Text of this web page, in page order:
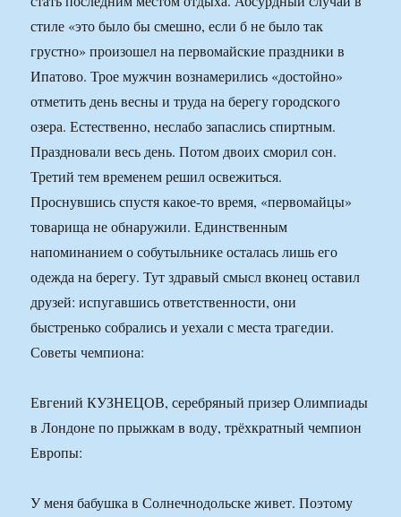
стиле «это было бы смешно, если б не было так
грустно» произошел на первомайские праздники в
Ипатово. Трое мужчин вознамерились «достойно»
отметить день весны и труда на берегу городского
озера. Естественно, неслабо запаслись спиртным.
Праздновали весь день. Потом двоих сморил сон.
Третий тем временем решил освежиться.
Проснувшись спустя какое-то время, «первомайцы»
товарища не обнаружили. Единственным
напоминанием о собутыльнике осталась лишь его
одежда на берегу. Тут здравый смысл вконец оставил
друзей: испугавшись ответственности, они
быстренько собрались и уехали с места трагедии.
Советы чемпиона:
Евгений КУЗНЕЦОВ, серебряный призер Олимпиады
в Лондоне по прыжкам в воду, трёхкратный чемпион
Европы:
У меня бабушка в Солнечнодольске живет. Поэтому